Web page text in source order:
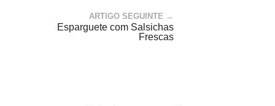
ARTIGO SEGUINTE →
Esparguete com Salsichas
Frescas